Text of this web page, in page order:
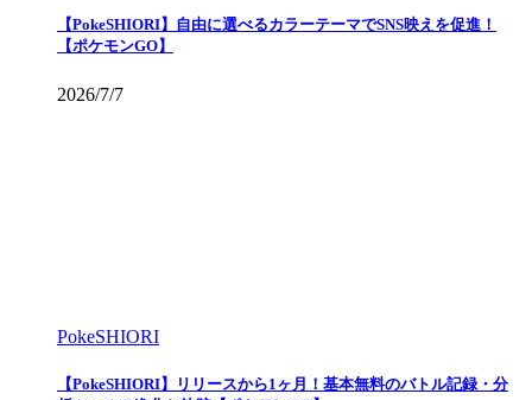
【PokeSHIORI】自由に選べるカラーテーマでSNS映えを促進！
【ポケモンGO】
2026/7/7
PokeSHIORI
【PokeSHIORI】リリースから1ヶ月！基本無料のバトル記録・分